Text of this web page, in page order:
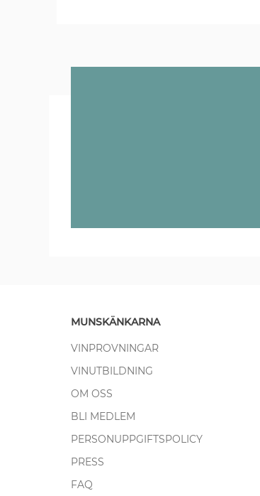
MUNSKÄNKARNA
VINPROVNINGAR
VINUTBILDNING
OM OSS
BLI MEDLEM
PERSONUPPGIFTSPOLICY
PRESS
FAQ